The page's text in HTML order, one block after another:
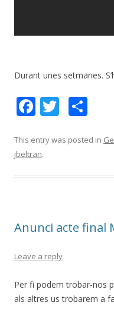
Durant unes setmanes.
F
e
b
k
T
itt m
ix
This entry was posted in
jbeltran.
Anunci acte final
Leave a reply
Per fi podem trobar-nos
als altres us trobarem a